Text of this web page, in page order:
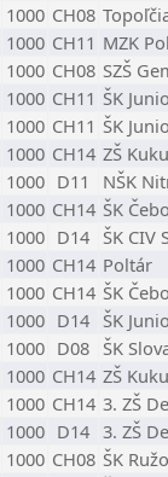
1000 CH08
1000 CH11 MZK
1000 CH08 SZŠ
1000 CH11 ŠK
1000 CH11 ŠK
1000 CH14 ZŠ
1000 D11
NŠK
1000 CH14 ŠK
1000 D14 ŠK CIV
1000 CH14 Poltár
1000 CH14 ŠK
1000 D14 ŠK
1000 D08 ŠK
1000 CH14 ZŠ
1000 CH14 3. ZŠ
1000 D14 3. ZŠ
1000 CH08 ŠK